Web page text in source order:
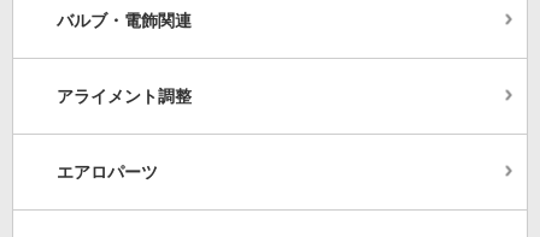
バルブ・電飾関連
アライメント調整
エアロパーツ